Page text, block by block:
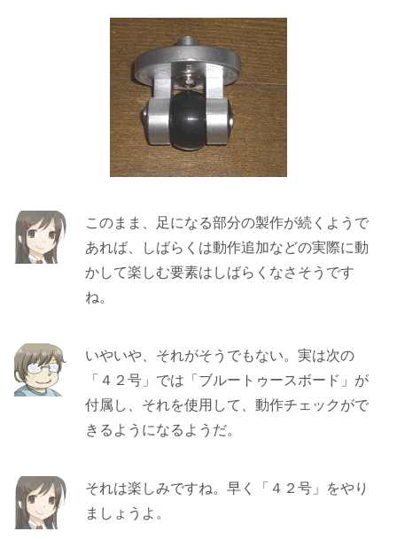
このまま、足になる部分の製作が続くようで
あれば、しばらくは動作追加などの実際に動
かして楽しむ要素はしばらくなさそうです
ね。
いやいや、それがそうでもない。実は次の
「４２号」では「ブルートゥースボード」が
付属し、それを使用して、動作チェックがで
きるようになるようだ。
それは楽しみですね。早く「４２号」をやり
ましょうよ。